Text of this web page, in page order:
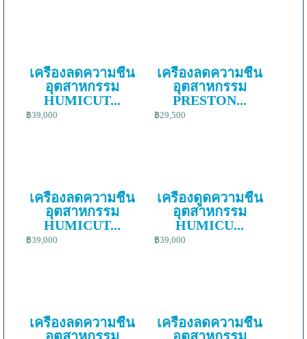
เครื่องลดความชื้น
อุตสาหกรรม
HUMICUT...
฿39,000
เครื่องลดความชื้น
อุตสาหกรรม
PRESTON...
฿29,500
เครื่องลดความชื้น
อุตสาหกรรม
HUMICUT...
฿39,000
เครื่องดูดความชื้น
อุตสาหกรรม
HUMICU...
฿39,000
เครื่องลดความชื้น
เครื่องลดความชื้น